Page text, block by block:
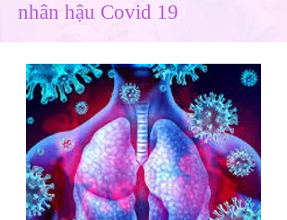
nhân hậu Covid 19